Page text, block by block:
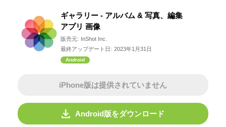
ギャラリー - アルバム & 写真、編集
アプリ 画像
販売元: InShot Inc.
最終アップデート日: 2023年1月31日
Android
iPhone版は提供されていません
Android版をダウンロード